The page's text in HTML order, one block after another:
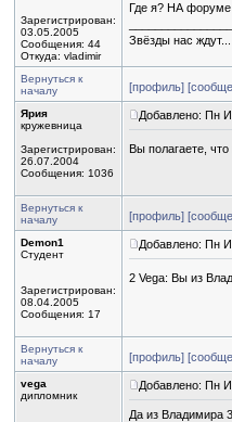
Зарегистрирован:
03.05.2005
Сообщения: 44
Откуда: vladimir
Где я? НА форуме
Звёзды нас ждут...
Вернуться к
началу
[профиль]
Ярия
кружевница
Зарегистрирован:
26.07.2004
Сообщения: 1036
Добавлено: Пн
Вы полагаете,
Вернуться к
началу
[профиль]
Demon1
Студент
Зарегистрирован:
08.04.2005
Сообщения: 17
Добавлено: Пн
2 Vega: Вы из
Вернуться к
началу
[профиль]
vega
дипломник
Добавлено: Пн
Да из Владимира